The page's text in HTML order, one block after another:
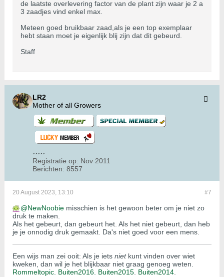
de laatste overlevering factor van de plant zijn waar je 2 a
3 zaadjes vind enkel max.
Meteen goed bruikbaar zaad,als je een top exemplaar
hebt staan moet je eigenlijk blij zijn dat dit gebeurd.
Staff
LR2
Mother of all Growers
Registratie op: Nov 2011
Berichten: 8557
#7
20 August 2023, 13:10
NewNoobie misschien is het gewoon beter om je niet zo
druk te maken.
Als het gebeurt, dan gebeurt het. Als het niet gebeurt, dan heb
je je onnodig druk gemaakt. Da's niet goed voor een mens.
Een wijs man zei ooit: Als je iets nietkunt vinden over wiet
kweken, dan wil je het blijkbaar niet graag genoeg weten.
Rommeltopic. Buiten2016. Buiten2015 Buiten2014